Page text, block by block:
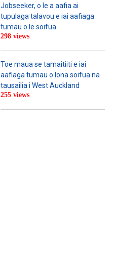
Jobseeker, o le a aafia ai
tupulaga talavou e iai aafiaga
tumau o le soifua
298 views
Toe maua se tamaitiiti e iai
aafiaga tumau o lona soifua na
tausailia i West Auckland
255 views